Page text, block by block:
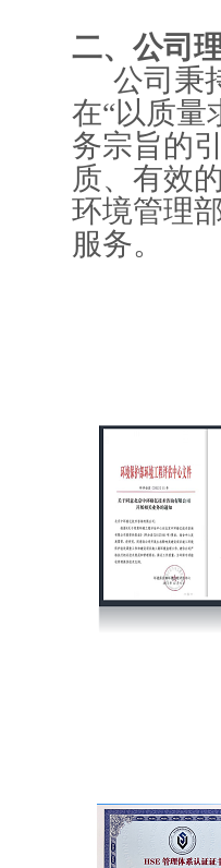
二、公司
公司秉
在“以质量
务宗旨的
质、有效
环境管理
服务。